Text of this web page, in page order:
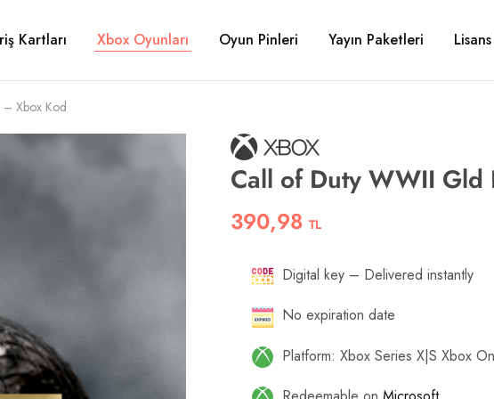
Kartları Xbox Oyunları Oyun Pinleri Yayın Paketleri
Xbox Kod
Call of Duty WWII Gld
390,98 TL
Digital key – Delivered instantly
No expiration date
Platform: Xbox Series X|S Xbox